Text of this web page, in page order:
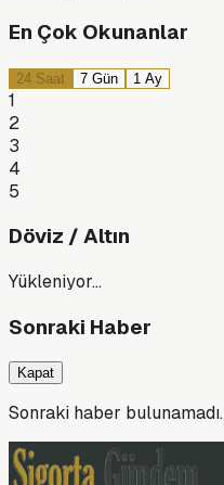
En Çok Okunanlar
24 Saat 7 Gün 1 Ay
1
2
3
4
5
Döviz / Altın
Yükleniyor…
Sonraki Haber
Kapat
Sonraki haber bulunamadı.